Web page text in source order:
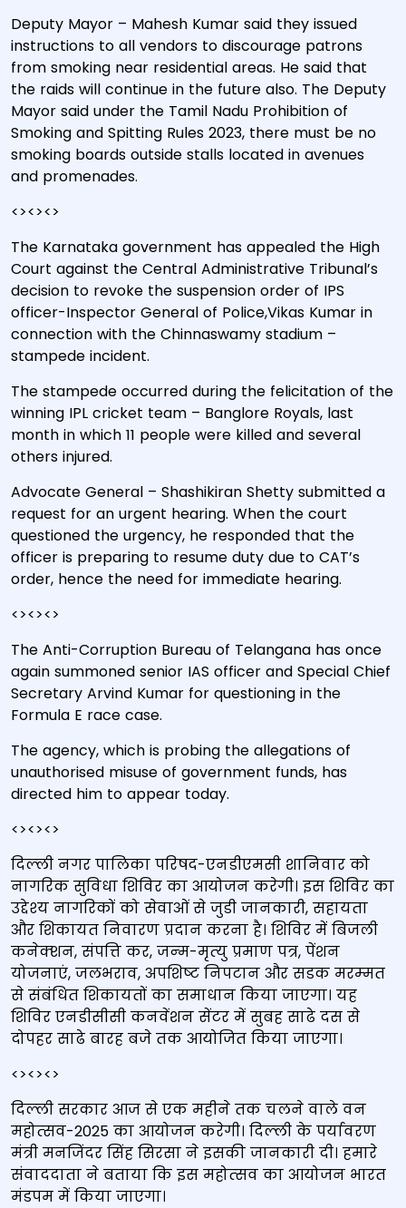
Deputy Mayor – Mahesh Kumar said they issued
instructions to all vendors to discourage patrons
from smoking near residential areas. He said that
the raids will continue in the future also. The Deputy
Mayor said under the Tamil Nadu Prohibition of
Smoking and Spitting Rules 2023, there must be no
smoking boards outside stalls located in avenues
and promenades.
<><><>
The Karnataka government has appealed the High
Court against the Central Administrative Tribunal’s
decision to revoke the suspension order of IPS
officer-Inspector General of Police,Vikas Kumar in
connection with the Chinnaswamy stadium –
stampede incident.
The stampede occurred during the felicitation of the
winning IPL cricket team – Banglore Royals, last
month in which 11 people were killed and several
others injured.
Advocate General – Shashikiran Shetty submitted a
request for an urgent hearing. When the court
questioned the urgency, he responded that the
officer is preparing to resume duty due to CAT’s
order, hence the need for immediate hearing.
<><><>
The Anti-Corruption Bureau of Telangana has once
again summoned senior IAS officer and Special Chief
Secretary Arvind Kumar for questioning in the
Formula E race case.
The agency, which is probing the allegations of
unauthorised misuse of government funds, has
directed him to appear today.
<><><>
दिल्‍ली नगर पालिका परिषद-एनडीएमसी शानिवार को
नागरिक सुविधा शिविर का आयोजन करेगी। इस शिविर का
उद्देश्‍य नागरिकों को सेवाओं से जुडी जानकारी, सहायता
और शिकायत निवारण प्रदान करना है। शिविर में बिजली
कनेक्‍शन, संपत्ति कर, जन्‍म-मृत्‍यु प्रमाण पत्र, पेंशन
योजनाएं, जलभराव, अपशिष्‍ट निपटान और सडक मरम्‍मत
से संबंधित शिकायतों का समाधान किया जाएगा। यह
शिविर एनडीसीसी कनवेंशन सेंटर में सुबह साढे दस से
दोपहर साढे बारह बजे तक आयोजित किया जाएगा।
<><><>
दिल्‍ली सरकार आज से एक महीने तक चलने वाले वन
महोत्‍सव-2025 का आयोजन करेगी। दिल्‍ली के पर्यावरण
मंत्री मनजिंदर सिंह सिरसा ने इसकी जानकारी दी। हमारे
संवाददाता ने बताया कि इस महोत्‍सव का आयोजन भारत
मंडपम में किया जाएगा।